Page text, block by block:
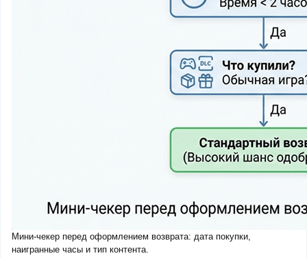
Мини-чекер перед оформлением возврата: дата покупки,
наигранные часы и тип контента.